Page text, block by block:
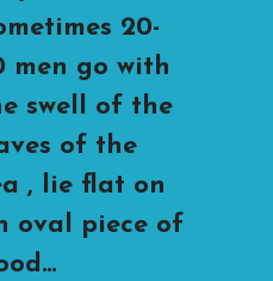
20-
men go with
swell of the
of the
, lie flat on
oval piece of